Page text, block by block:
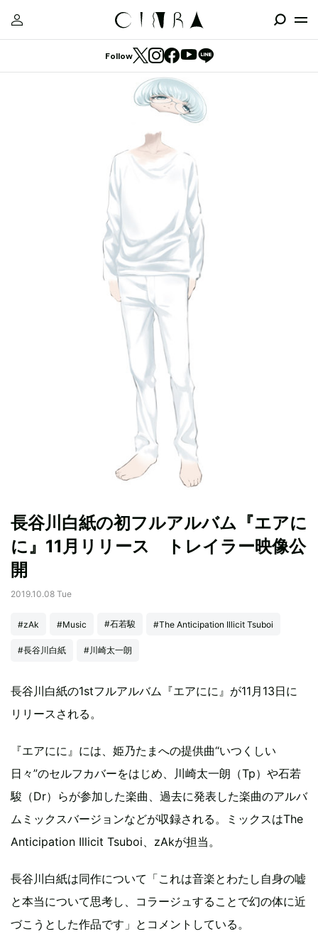
Follow
長谷川白紙の初フルアルバム『エアに
に』11月リリース トレイラー映像公
開
2019.10.08 Tue
#zAk #Music #石若駿 #The Anticipation Illicit Tsuboi
#長谷川白紙 #川崎太一朗
長谷川白紙の1stフルアルバム『エアにに』が11月13日に
リリースされる。
『エアにに』には、姫乃たまへの提供曲“いつくしい
日々”のセルフカバーをはじめ、川崎太一朗（Tp）や石若
駿（Dr）らが参加した楽曲、過去に発表した楽曲のアルバ
ムミックスバージョンなどが収録される。ミックスはThe
Anticipation Illicit Tsuboi、zAkが担当。
長谷川白紙は同作について「これは音楽とわたし自身の嘘
と本当について思考し、コラージュすることで幻の体に近
づこうとした作品です」とコメントしている。